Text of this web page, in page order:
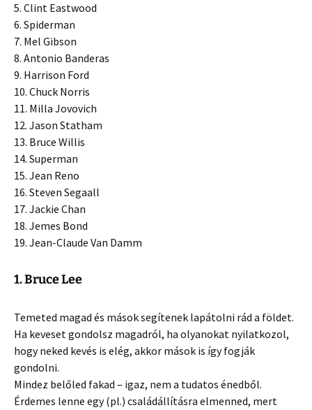
5. Clint Eastwood
6. Spiderman
7. Mel Gibson
8. Antonio Banderas
9. Harrison Ford
10. Chuck Norris
11. Milla Jovovich
12. Jason Statham
13. Bruce Willis
14. Superman
15. Jean Reno
16. Steven Segaall
17. Jackie Chan
18. Jemes Bond
19. Jean-Claude Van Damm
1. Bruce Lee
Temeted magad és mások segítenek lapátolni rád a földet.
Ha keveset gondolsz magadról, ha olyanokat nyilatkozol,
hogy neked kevés is elég, akkor mások is így fogják
gondolni.
Mindez belőled fakad – igaz, nem a tudatos énedből.
Érdemes lenne egy (pl.) családállításra elmenned, mert